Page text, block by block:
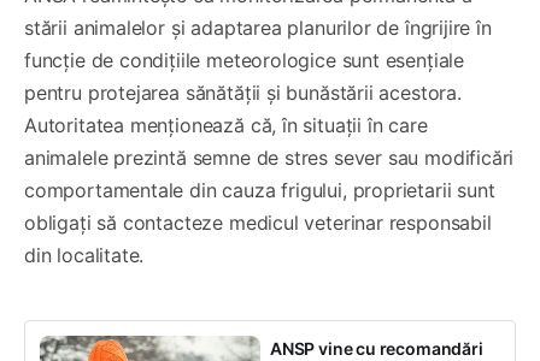
stării animalelor și adaptarea planurilor de îngrijire în
funcție de condițiile meteorologice sunt esențiale
pentru protejarea sănătății și bunăstării acestora.
Autoritatea menționează că, în situații în care
animalele prezintă semne de stres sever sau modificări
comportamentale din cauza frigului, proprietarii sunt
obligați să contacteze medicul veterinar responsabil
din localitate.
ANSP vine cu recomandări